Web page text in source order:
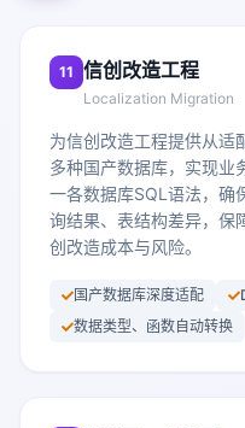
11 信创改造工程
Localization Migration
为信创改造工程提供从适
多种国产数据库，实现业
一各数据库SQL语法，确
询结果、表结构差异，保
创改造成本与风险。
国产数据库深度适配
数据类型、函数自动转换